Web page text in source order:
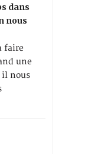
dans
nous
faire
une
il nous